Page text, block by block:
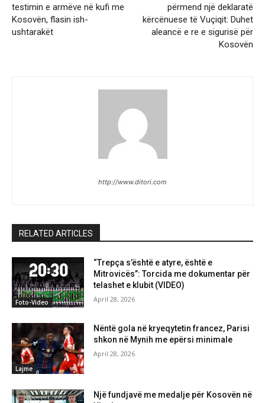
testimin e armëve në kufi me
Kosovën, flasin ish-
ushtarakët
përmend një deklaratë
kërcënuese të Vuçiqit: Duhet
aleancë e re e sigurisë për
Kosovën
http://www.ditori.com
RELATED ARTICLES
Foto-Video
“Trepça s’është e atyre, është e
Mitrovicës”: Torcida me dokumentar për
telashet e klubit (VIDEO)
April 28, 2026
Lajme
Nëntë gola në kryeqytetin francez, Parisi
shkon në Mynih me epërsi minimale
April 28, 2026
Një fundjavë me medalje për Kosovën në